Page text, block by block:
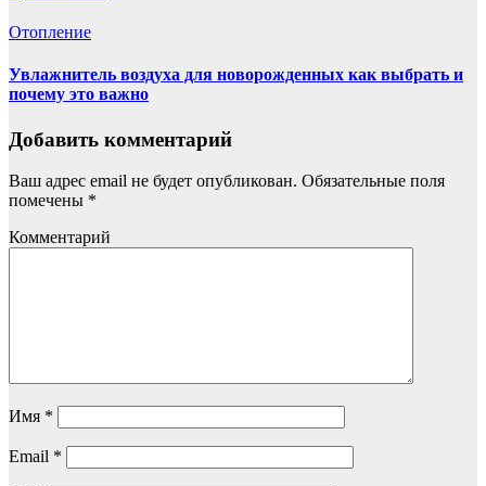
Отопление
Увлажнитель воздуха для новорожденных как выбрать и
почему это важно
Добавить комментарий
Ваш адрес email не будет опубликован. Обязательные поля
помечены *
Комментарий
Имя *
Email *